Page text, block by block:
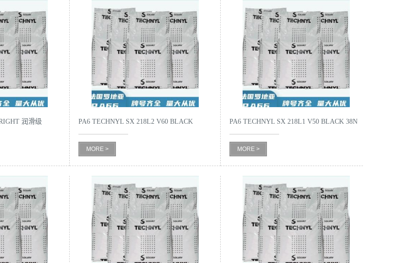
润滑级
PA6 TECHNYL SX 218L2 V60 BLACK
JA6A
MORE >
PA6 TECHNYL SX 218L1 V50 BLACK 38N
注塑级 聚酰胺树脂
MORE >